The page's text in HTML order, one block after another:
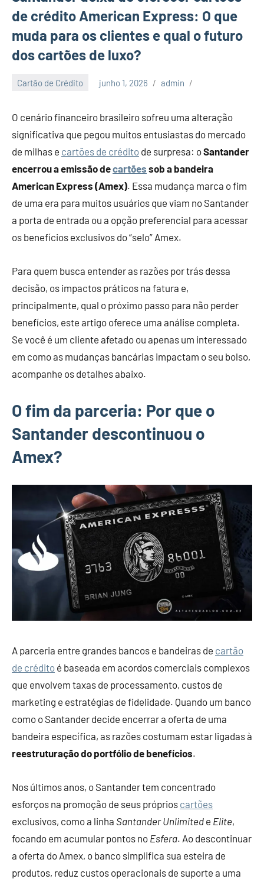
de crédito American Express: O que
muda para os clientes e qual o futuro
dos cartões de luxo?
Cartão de Crédito junho 1, 2026 admin
O cenário financeiro brasileiro sofreu uma alteração
significativa que pegou muitos entusiastas do mercado
de milhas e cartões de crédito de surpresa: oSantander
encerrou a emissão decartões sob a bandeira
American Express (Amex). Essa mudança marca o fim
de uma era para muitos usuários que viam no Santander
a porta de entrada ou a opção preferencial para acessar
os benefícios exclusivos do “selo” Amex.
Para quem busca entender as razões por trás dessa
decisão, os impactos práticos na fatura e,
principalmente, qual o próximo passo para não perder
benefícios, este artigo oferece uma análise completa.
Se você é um cliente afetado ou apenas um interessado
em como as mudanças bancárias impactam o seu bolso,
acompanhe os detalhes abaixo.
O fim da parceria: Por que o
Santander descontinuou o
Amex?
A parceria entre grandes bancos e bandeiras de cartão
de crédito é baseada em acordos comerciais complexos
que envolvem taxas de processamento, custos de
marketing e estratégias de fidelidade. Quando um banco
como o Santander decide encerrar a oferta de uma
bandeira específica, as razões costumam estar ligadas à
reestruturação do portfólio de benefícios.
Nos últimos anos, o Santander tem concentrado
esforços na promoção de seus próprios cartões
exclusivos, como a linha Santander Unlimited e Elite,
focando em acumular pontos no Esfera. Ao descontinuar
a oferta do Amex, o banco simplifica sua esteira de
produtos, reduz custos operacionais de suporte a uma